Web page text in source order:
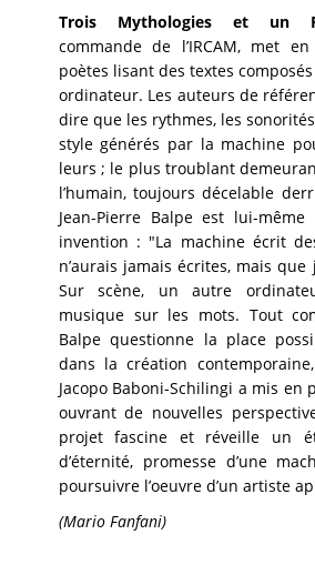
Trois Mythologies et un
commande de l’IRCAM, met
poètes lisant des textes
ordinateur. Les auteurs de
dire que les rythmes, les
style générés par la machine
leurs ; le plus troublant
l’humain, toujours décelable
Jean-Pierre Balpe est lui-
invention : "La machine écrit
n’aurais jamais écrites, mais
Sur scène, un autre
musique sur les mots. Tout
Balpe questionne la place
dans la création
Jacopo Baboni-Schilingi a mis en
ouvrant de nouvelles
projet fascine et réveille un
d’éternité, promesse d’une
poursuivre l’oeuvre d’un artiste
(Mario Fanfani)